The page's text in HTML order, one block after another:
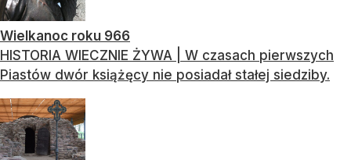
Wielkanoc roku 966
HISTORIA WIECZNIE ŻYWA | W czasach pierwszych
Piastów dwór książęcy nie posiadał stałej siedziby.